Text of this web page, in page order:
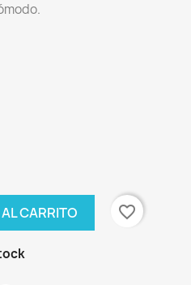
CARRITO favorite_border